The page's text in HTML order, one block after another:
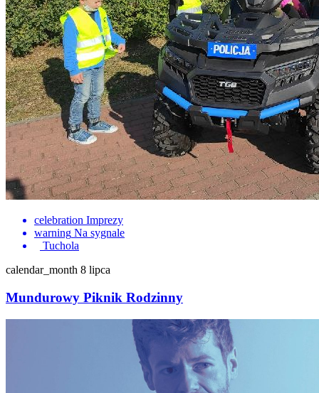
celebration Imprezy
warning Na sygnale
Tuchola
calendar_month 8 lipca
Mundurowy Piknik Rodzinny